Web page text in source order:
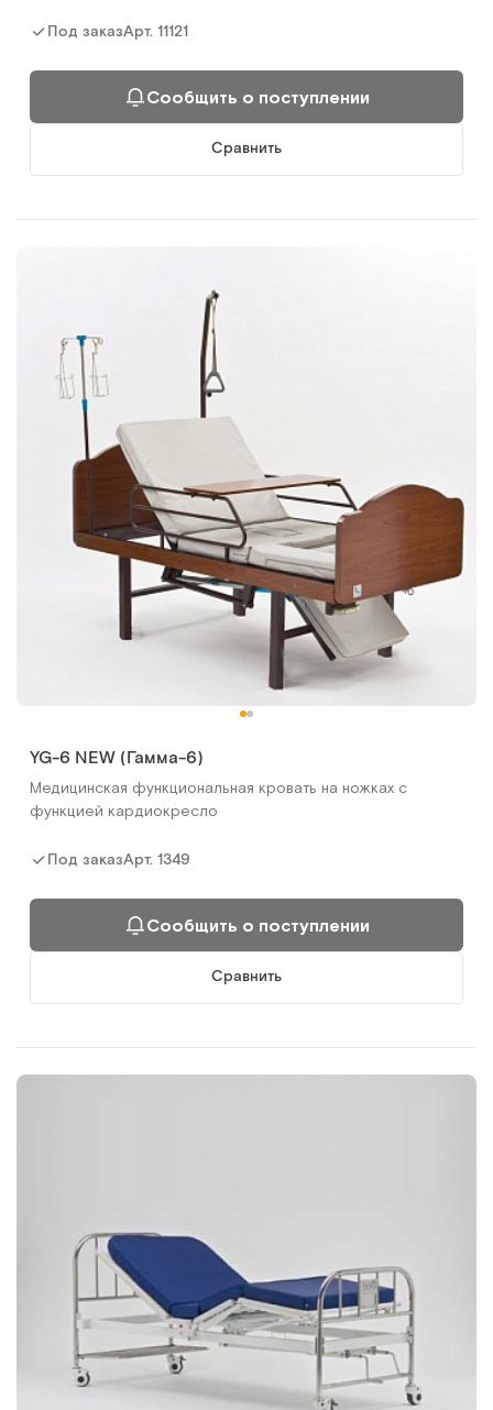
Под заказАрт. 11121
Сообщить о поступлении
Сравнить
YG-6 NEW (Гамма-6)
Медицинская функциональная кровать на ножках с
функцией кардиокресло
Под заказАрт. 1349
Сообщить о поступлении
Сравнить